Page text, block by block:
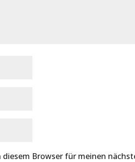
diesem Browser für meinen